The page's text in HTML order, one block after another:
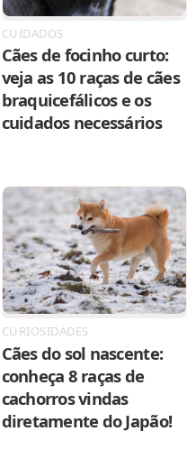
CUIDADOS
Cães de focinho curto:
veja as 10 raças de cães
braquicefálicos e os
cuidados necessários
CURIOSIDADES
Cães do sol nascente:
conheça 8 raças de
cachorros vindas
diretamente do Japão!